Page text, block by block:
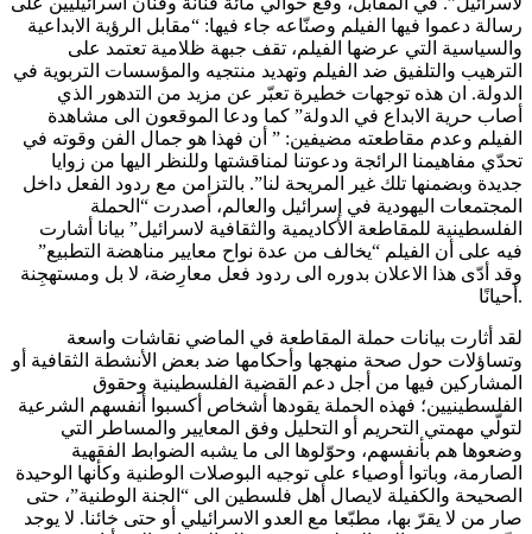
رسالة دعموا فيها الفيلم وصنّاعه جاء فيها: “مقابل الرؤية الابداعية
والسياسية التي عرضها الفيلم، تقف جبهة ظلامية تعتمد على
الترهيب والتلفيق ضد الفيلم وتهديد منتجيه والمؤسسات التربوية في
الدولة. ان هذه توجهات خطيرة تعبّر عن مزيد من التدهور الذي
أصاب حرية الابداع في الدولة” كما ودعا الموقعون الى مشاهدة
الفيلم وعدم مقاطعته مضيفين: ” أن فهذا هو جمال الفن وقوته في
تحدّي مفاهيمنا الرائجة ودعوتنا لمناقشتها وللنظر اليها من زوايا
جديدة وبضمنها تلك غير المريحة لنا”. بالتزامن مع ردود الفعل داخل
المجتمعات اليهودية في إسرائيل والعالم، أصدرت “الحملة
الفلسطينية للمقاطعة الأكاديمية والثقافية لاسرائيل” بيانا أشارت
فيه على أن الفيلم “يخالف من عدة نواح معايير مناهضة التطبيع”
وقد أدّى هذا الاعلان بدوره الى ردود فعل معارِضة، لا بل ومستهجِنة
أحيانًا.
لقد أثارت بيانات حملة المقاطعة في الماضي نقاشات واسعة
وتساؤلات حول صحة منهجها وأحكامها ضد بعض الأنشطة الثقافية أو
المشاركين فيها من أجل دعم القضية الفلسطينية وحقوق
الفلسطينيين؛ فهذه الحملة يقودها أشخاص أكسبوا أنفسهم الشرعية
لتولّي مهمتي التحريم أو التحليل وفق المعايير والمساطر التي
وضعوها هم بأنفسهم، وحوّلوها الى ما يشبه الضوابط الفقهية
الصارمة، وباتوا أوصياء على توجيه البوصلات الوطنية وكأنها الوحيدة
الصحيحة والكفيلة لايصال أهل فلسطين الى “الجنة الوطنية”، حتى
صار من لا يقرّ بها، مطبّعا مع العدو الاسرائيلي أو حتى خائنا. لا يوجد